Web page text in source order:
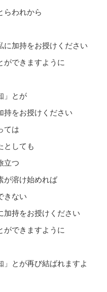
らわれから
に加持をお授けください
ができますように
」とが
持をお授けください
ては
としても
立つ
が溶け始めれば
きない
加持をお授けください
ができますように
とが再び結ばれますよ